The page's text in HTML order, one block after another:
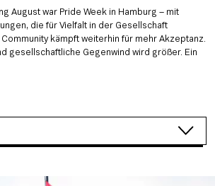
August war Pride Week in Hamburg – mit
die für Vielfalt in der Gesellschaft
kämpft weiterhin für mehr Akzeptanz.
gesellschaftliche Gegenwind wird größer. Ein
BLICK: DIVERSITÄT IM WEL...